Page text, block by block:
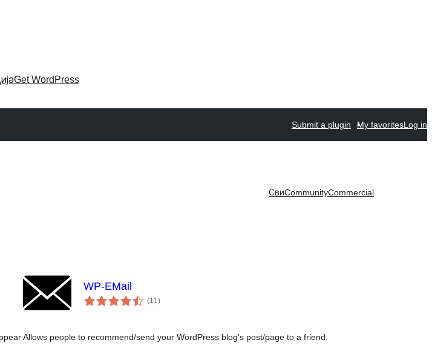
Get WordPress
Submit a plugin My favoritesLog in
СвиCommunityCommercial
WP-EMail
(11укупних
оцена
)
Allows people to recommend/send your WordPress blog's post/page to a friend.